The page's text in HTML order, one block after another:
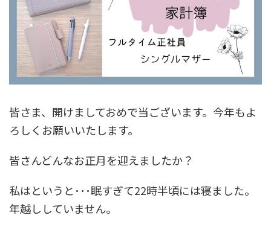
皆さま、開けましておめで当ございます。今年もよ
ろしくお願いいたします。
皆さんどんなお正月を迎えましたか？
私はというと･･･眠すぎて22時半頃には寝ました。
年越ししていません。